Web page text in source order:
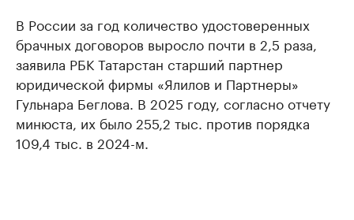
В России за год количество удостоверенных
брачных договоров выросло почти в 2,5 раза,
заявила РБК Татарстан старший партнер
юридической фирмы «Ялилов и Партнеры»
Гульнара Беглова. В 2025 году, согласно отчету
минюста, их было 255,2 тыс. против порядка
109,4 тыс. в 2024-м.